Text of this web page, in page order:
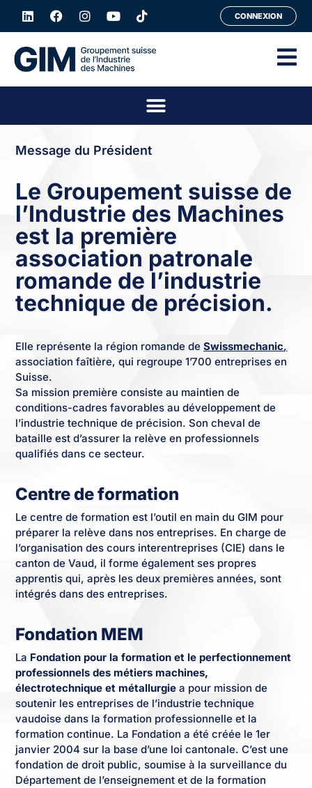
CONNEXION
Message du Président
Le Groupement suisse de
l’Industrie des Machines
est la première
association patronale
romande de l’industrie
technique de précision.
Elle représente la région romande deSwissmechanic,
association faîtière, qui regroupe 1’700 entreprises en
Suisse.
Sa mission première consiste au maintien de
conditions-cadres favorables au développement de
l’industrie technique de précision. Son cheval de
bataille est d’assurer la relève en professionnels
qualifiés dans ce secteur.
Centre de formation
Le centre de formation est l’outil en main du GIM pour
préparer la relève dans nos entreprises. En charge de
l’organisation des cours interentreprises (CIE) dans le
canton de Vaud, il forme également ses propres
apprentis qui, après les deux premières années, sont
intégrés dans des entreprises.
Fondation MEM
La Fondation pour la formation et le perfectionnement
professionnels des métiers machines,
électrotechnique et métallurgie a pour mission de
soutenir les entreprises de l’industrie technique
vaudoise dans la formation professionnelle et la
formation continue. La Fondation a été créée le 1er
janvier 2004 sur la base d’une loi cantonale. C’est une
fondation de droit public, soumise à la surveillance du
Département de l’enseignement et de la formation